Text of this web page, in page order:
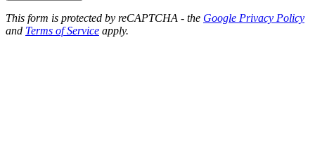
This form is protected by reCAPTCHA - the Google Privacy Policy
and Terms of Service apply.